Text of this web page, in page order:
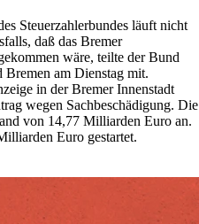
Steuerzahlerbundes läuft nicht
daß das Bremer
wäre, teilte der Bund
Bremen am Dienstag mit.
in der Bremer Innenstadt
wegen Sachbeschädigung. Die
von 14,77 Milliarden Euro an.
Euro gestartet.